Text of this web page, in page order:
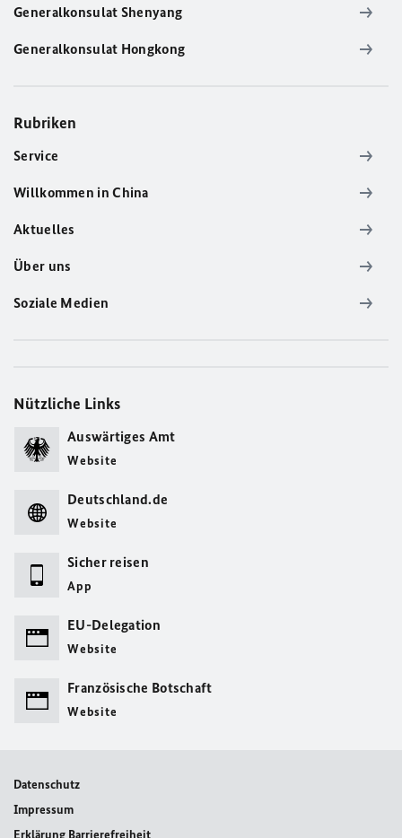
Generalkonsulat Shenyang
Generalkonsulat Hongkong
Rubriken
Service
Willkommen in China
Aktuelles
Über uns
Soziale Medien
Nützliche Links
Auswärtiges Amt
Website
Deutschland.de
Website
Sicher reisen
App
EU-Delegation
Website
Französische Botschaft
Website
Datenschutz
Impressum
Erklärung Barrierefreiheit